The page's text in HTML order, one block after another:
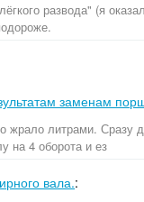
развода" (я
заменам
жрало литрами.
на 4 оборота и ез
вала.: